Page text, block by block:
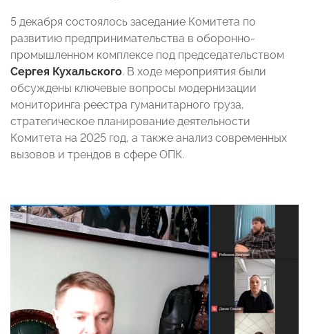
5 декабря cостоялось заседание Комитета по
развитию предпринимательства в оборонно-
промышленном комплексе под председательством
Сергея Кухальского. В ходе мероприятия были
обсуждены ключевые вопросы модернизации
мониторинга реестра гуманитарного груза,
стратегическое планирование деятельности
Комитета на 2025 год, а также анализ современных
вызовов и трендов в сфере ОПК.